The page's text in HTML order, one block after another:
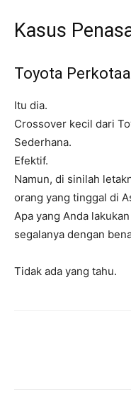
Kasus
Toyota
Itu dia.
Crossover kecil dari
Sederhana.
Efektif.
Namun, di sinilah
orang yang tinggal di
Apa yang Anda
segalanya dengan
Tidak ada yang tahu.